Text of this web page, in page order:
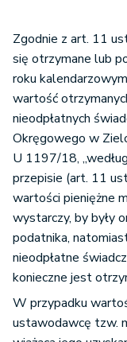
Zgodnie z art. 11
się otrzymane lub
roku
wartość
nieodpłatnych
Okręgowego w
U 1197/18,
przepisie (art. 11
wartości pieniężne
wystarczy, by były
podatnika,
nieodpłatne
konieczne jest
W przypadku
ustawodawcę tzw.